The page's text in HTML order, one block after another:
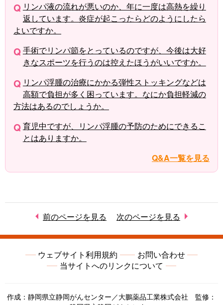
リンパ液の流れが悪いのか、年に一度は高熱を繰り
返しています。炎症が起こったらどのようにしたら
よいですか。
手術でリンパ節をとっているのですが、今後は大好
きなスポーツを行うのは控えたほうがいいですか。
リンパ浮腫の治療にかかる弾性ストッキングなどは
高額で負担が多く困っています。なにか負担軽減の
方法はあるのでしょうか。
育児中ですが、リンパ浮腫の予防のためにできるこ
とはありますか。
Q&A一覧を見る
前のページを見る 次のページを見る
ウェブサイト利用規約
お問い合わせ
当サイトへのリンクについて
作成：静岡県立静岡がんセンター／大鵬薬品工業株式会社 監修：